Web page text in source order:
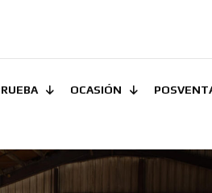
OCASIÓN